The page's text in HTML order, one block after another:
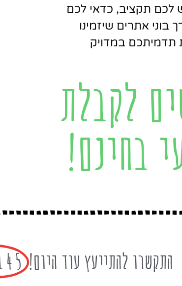
לכם תקציב, כדאי לכם
בוני אתרים שיזמינו
תדמיתכם במדויק
לקבלת
בחינם!
התקשרו להתייעץ עוד היום!